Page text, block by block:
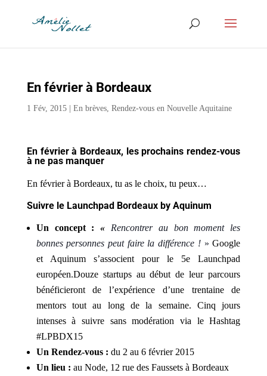
En février à Bordeaux
1 Fév, 2015| En brèves, Rendez-vous en Nouvelle Aquitaine
En février à Bordeaux, les prochains rendez-vous
à ne pas manquer
En février à Bordeaux, tu as le choix, tu peux…
Suivre le Launchpad Bordeaux by Aquinum
Un concept :« Rencontrer au bon moment les
bonnes personnes peut faire la différence !»Google
et Aquinum s’associent pour le 5e Launchpad
européen.Douze startups au début de leur parcours
bénéficieront de l’expérience d’une trentaine de
mentors tout au long de la semaine. Cinq jours
intenses à suivre sans modération via le Hashtag
#LPBDX15
Un Rendez-vous : du 2 au 6 février 2015
Un lieu : au Node, 12 rue des Faussets à Bordeaux